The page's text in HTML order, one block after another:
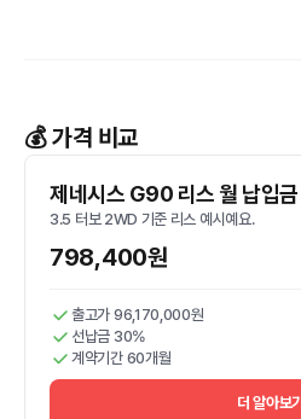
💰 가격 비교
제네시스 G90 리스 월 납입금
3.5 터보 2WD 기준 리스 예시예요.
798,400원
출고가 96,170,000원
선납금 30%
계약기간 60개월
더 알아보기